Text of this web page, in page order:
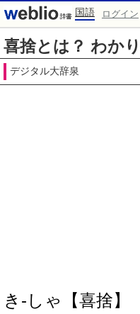
国語 ログイン
喜捨とは？ わか
デジタル大辞泉
き‐しゃ【喜捨】